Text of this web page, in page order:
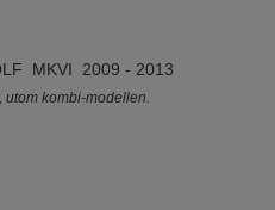
MKVI 2009 - 2013
kombi-modellen.